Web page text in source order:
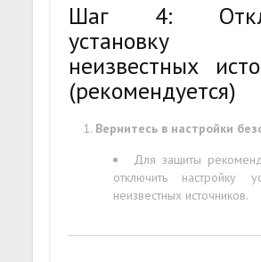
Шаг 4:
неизвестных
(рекомендуется)
Вернитесь в настройки
Для защиты
отключить настройку
неизвестных источников.